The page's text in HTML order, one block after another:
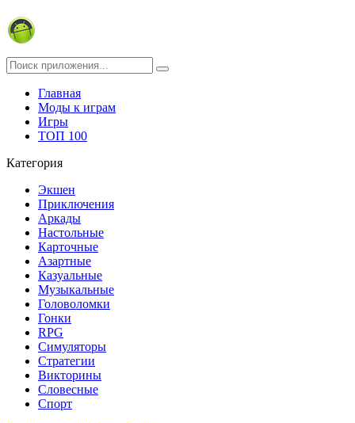
Главная
Моды к играм
Игры
ТОП 100
Категория
Экшен
Приключения
Аркады
Настольные
Карточные
Азартные
Казуальные
Музыкальные
Головоломки
Гонки
RPG
Симуляторы
Стратегии
Викторины
Словесные
Спорт